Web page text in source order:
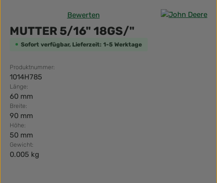
Durchschnittliche Bewertung von 0 von 5 Sternen
Bewerten
MUTTER 5/16" 18GS/"
Sofort verfügbar, Lieferzeit: 1-5 Werktage
Produktnummer:
1014H785
Länge:
60 mm
Breite:
90 mm
Höhe:
50 mm
Gewicht:
0.005 kg